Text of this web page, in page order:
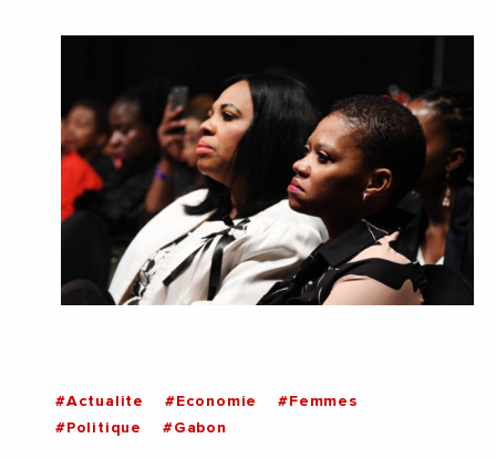
#Actualite #Economie
#Femmes
#Politique
#Gabon